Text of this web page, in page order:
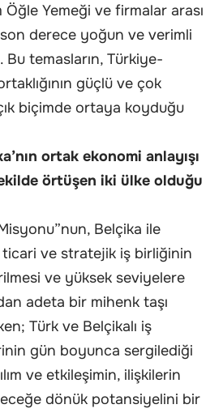
Öğle Yemeği ve firmalar arası
derece yoğun ve verimli
temasların, Türkiye-
güçlü ve çok
biçimde ortaya koyduğu
ortak ekonomi anlayışı
örtüşen iki ülke olduğu
Belçika ile
ve stratejik iş birliğinin
ve yüksek seviyelere
adeta bir mihenk taşı
Türk ve Belçikalı iş
gün boyunca sergilediği
ve etkileşimin, ilişkilerin
dönük potansiyelini bir